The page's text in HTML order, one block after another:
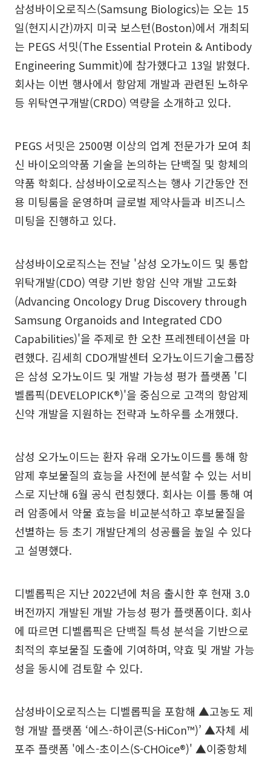
삼성바이오로직스(Samsung Biologics)는 오는 15
일(현지시간)까지 미국 보스턴(Boston)에서 개최되
는 PEGS 서밋(The Essential Protein & Antibody
Engineering Summit)에 참가했다고 13일 밝혔다.
회사는 이번 행사에서 항암제 개발과 관련된 노하우
등 위탁연구개발(CRDO) 역량을 소개하고 있다.
PEGS 서밋은 2500명 이상의 업계 전문가가 모여 최
신 바이오의약품 기술을 논의하는 단백질 및 항체의
약품 학회다. 삼성바이오로직스는 행사 기간동안 전
용 미팅룸을 운영하며 글로벌 제약사들과 비즈니스
미팅을 진행하고 있다.
삼성바이오로직스는 전날 '삼성 오가노이드 및 통합
위탁개발(CDO) 역량 기반 항암 신약 개발 고도화
(Advancing Oncology Drug Discovery through
Samsung Organoids and Integrated CDO
Capabilities)'을 주제로 한 오찬 프레젠테이션을 마
련했다. 김세희 CDO개발센터 오가노이드기술그룹장
은 삼성 오가노이드 및 개발 가능성 평가 플랫폼 '디
벨롭픽(DEVELOPICK®)'을 중심으로 고객의 항암제
신약 개발을 지원하는 전략과 노하우를 소개했다.
삼성 오가노이드는 환자 유래 오가노이드를 통해 항
암제 후보물질의 효능을 사전에 분석할 수 있는 서비
스로 지난해 6월 공식 런칭했다. 회사는 이를 통해 여
러 암종에서 약물 효능을 비교분석하고 후보물질을
선별하는 등 초기 개발단계의 성공률을 높일 수 있다
고 설명했다.
디벨롭픽은 지난 2022년에 처음 출시한 후 현재 3.0
버전까지 개발된 개발 가능성 평가 플랫폼이다. 회사
에 따르면 디벨롭픽은 단백질 특성 분석을 기반으로
최적의 후보물질 도출에 기여하며, 약효 및 개발 가능
성을 동시에 검토할 수 있다.
삼성바이오로직스는 디벨롭픽을 포함해 ▲고농도 제
형 개발 플랫폼 ‘에스-하이콘(S-HiCon™)’ ▲자체 세
포주 플랫폼 '에스-초이스(S-CHOice®)' ▲이중항체